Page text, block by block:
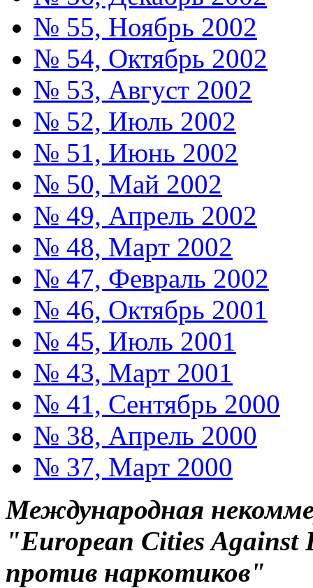
№ 55, Ноябрь 2002
№ 54, Октябрь 2002
№ 53, Август 2002
№ 52, Июль 2002
№ 51, Июнь 2002
№ 50, Май 2002
№ 49, Апрель 2002
№ 48, Март 2002
№ 47, Февраль 2002
№ 46, Октябрь 2001
№ 45, Июль 2001
№ 43, Март 2001
№ 41, Сентябрь 2000
№ 38, Апрель 2000
№ 37, Март 2000
Международная
"European Cities Against
против наркотиков"